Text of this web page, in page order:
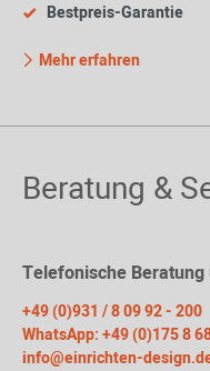
Bestpreis-Garantie
Mehr erfahren
Beratung &
Telefonische
+49 (0)931 / 8 09 92 - 200
WhatsApp: +49 (0)175 8
info@einrichten-